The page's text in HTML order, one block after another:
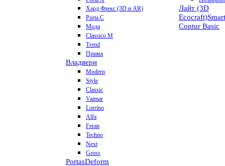
Хард Флекс (3D и AR)
Porta C
Мода
Classico M
Trend
Прима
Владвери
Modern
Style
Classic
Vaimar
Lorrino
Alfa
Feran
Techno
Next
Gross
PortasDeform
Лайт (3D
Ecocraft)Smart
Contur Basic